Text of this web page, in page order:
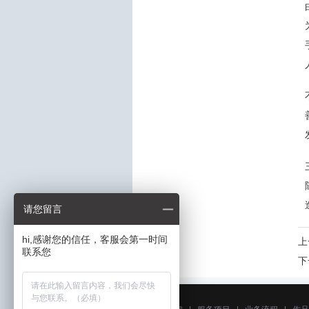
请您留言
hi,感谢您的信任，客服会第一时间
联系您